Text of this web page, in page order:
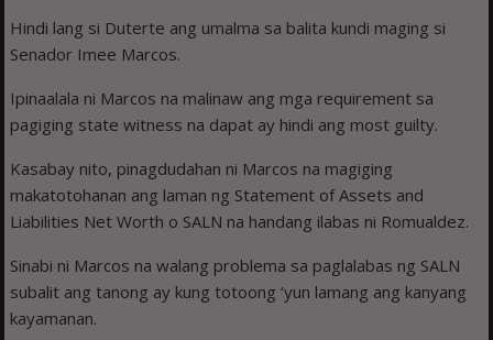
Hindi lang si Duterte ang umalma sa balita kundi maging si
Senador Imee Marcos.
Ipinaalala ni Marcos na malinaw ang mga requirement sa
pagiging state witness na dapat ay hindi ang most guilty.
Kasabay nito, pinagdudahan ni Marcos na magiging
makatotohanan ang laman ng Statement of Assets and
Liabilities Net Worth o SALN na handang ilabas ni Romualdez.
Sinabi ni Marcos na walang problema sa paglalabas ng SALN
subalit ang tanong ay kung totoong ‘yun lamang ang kanyang
kayamanan.